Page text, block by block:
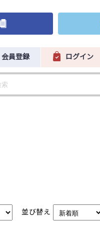
会員登録 ログイン
並び替え